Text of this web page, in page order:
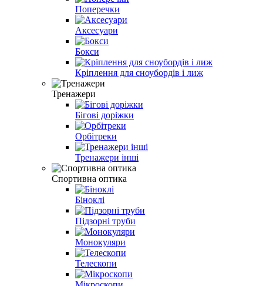
Поперечки
Аксесуари
Бокси
Кріплення для сноубордів і лиж
Тренажери
Бігові доріжки
Орбітреки
Тренажери інші
Спортивна оптика
Біноклі
Підзорні труби
Монокуляри
Телескопи